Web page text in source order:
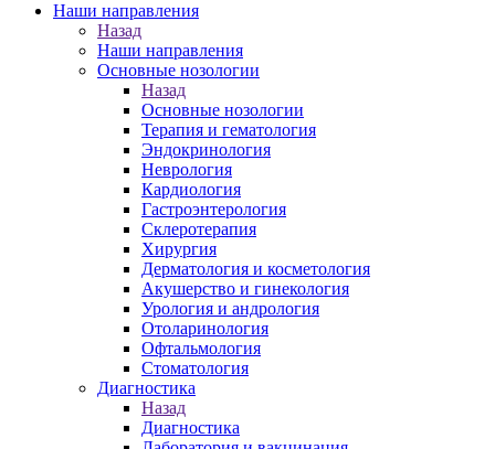
Наши направления
Назад
Наши направления
Основные нозологии
Назад
Основные нозологии
Терапия и гематология
Эндокринология
Неврология
Кардиология
Гастроэнтерология
Склеротерапия
Хирургия
Дерматология и косметология
Акушерство и гинекология
Урология и андрология
Отоларинология
Офтальмология
Стоматология
Диагностика
Назад
Диагностика